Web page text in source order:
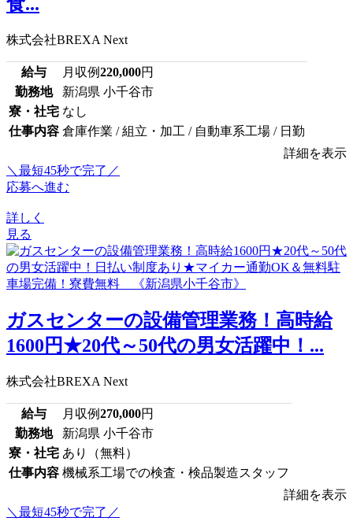
株式会社BREXA Next
給与 月収例220,000円
勤務地
新潟県 小千谷市
寮・社宅 なし
仕事内容 倉庫作業 / 組立・加工 / 自動車系工場 / 日勤
詳細を表示
＼最短45秒で完了／
応募へ進む
詳しく
見る
ガスセンターの設備管理業務！高時給
1600円★20代～50代の男女活躍中！...
株式会社BREXA Next
給与 月収例270,000円
勤務地
新潟県 小千谷市
寮・社宅 あり（無料）
仕事内容 機械系工場での検査・検品製造スタッフ
詳細を表示
＼最短45秒で完了／